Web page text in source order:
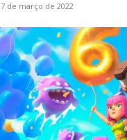
7 de março de 2022